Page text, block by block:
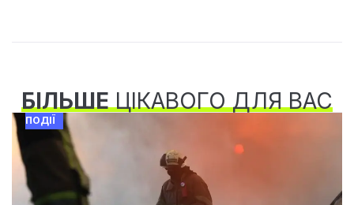
БІЛЬШЕЦІКАВОГО ДЛЯ ВАС
ПОДІЇ